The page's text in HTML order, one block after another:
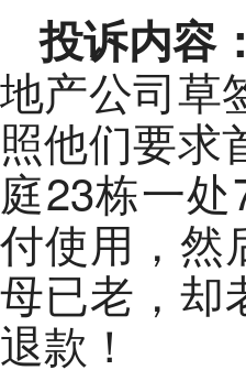
投诉内容
地产公司草
照他们要求
庭23栋一
付使用，然
母已老，却
退款！